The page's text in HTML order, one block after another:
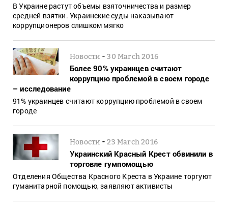
В Украине растут объемы взяточничества и размер
средней взятки. Украинские суды наказывают
коррупционеров слишком мягко
Новости -30 March 2016
Более 90% украинцев считают
коррупцию проблемой в своем городе
– исследование
91% украинцев считают коррупцию проблемой в своем
городе
Новости -23 March 2016
Украинский Красный Крест обвинили в
торговле гумпомощью
Отделения Общества Красного Креста в Украине торгуют
гуманитарной помощью, заявляют активисты